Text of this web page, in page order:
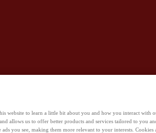
website to learn a little bit about you and how you interact with
allows us to offer better products and services tailored to you
ads you see, making them more relevant to your interests. Cookies